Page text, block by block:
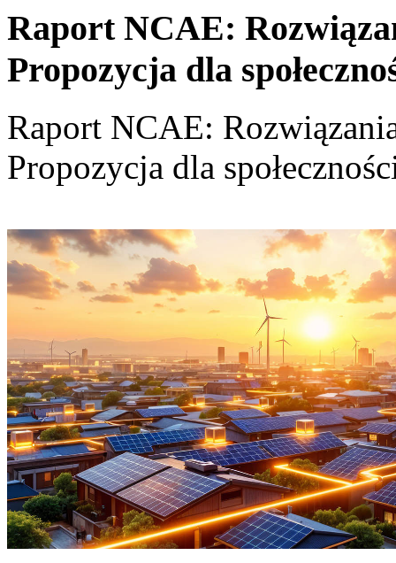
Raport NCAE:
Propozycja dla
Raport NCAE:
Propozycja dla